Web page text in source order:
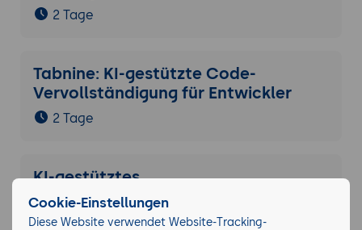
2 Tage
Tabnine: KI-gestützte Code-
Vervollständigung für Entwickler
2 Tage
KI-gestütztes
Anforderungsmanagement in IT-
Projekten
Cookie-Einstellungen
Diese Website verwendet Website-Tracking-